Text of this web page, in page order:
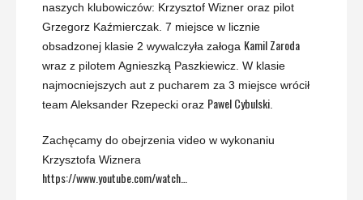
naszych klubowiczów: Krzysztof Wizner oraz pilot
Grzegorz Kaźmierczak. 7 miejsce w licznie
obsadzonej klasie 2 wywalczyła załoga Kamil Zaroda
wraz z pilotem Agnieszką Paszkiewicz. W klasie
najmocniejszych aut z pucharem za 3 miejsce wrócił
team Aleksander Rzepecki oraz Pawel Cybulski.
Zachęcamy do obejrzenia video w wykonaniu
Krzysztofa Wiznera
https://www.youtube.com/watch…